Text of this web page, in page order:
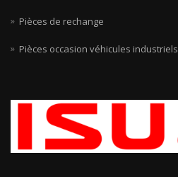
Pièces de rechange
Pièces occasion véhicules industriels